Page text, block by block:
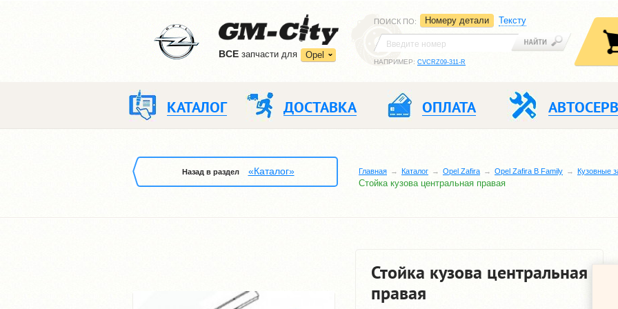
ВCE запчасти для Opel
ПОИСК ПО: Номеру детали Тексту
НАПРИМЕР: CVCRZ09-311-R
КАТАЛОГ ДОСТАВКА ОПЛАТА
Назад в раздел «Каталог» Главная Каталог Opel Zafira Opel Zafira B Family Кузовные
Стойка кузова центральная правая
Стойка кузова центральная
правая